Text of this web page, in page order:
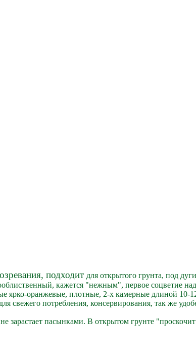
подходит для открытого грунта, под
кажется "нежным", первое соцветие
ярко-оранжевые, плотные, 2-х камерные длиной 10-
свежего потребления, консервирования, так же
зарастает пасынками. В открытом грунте